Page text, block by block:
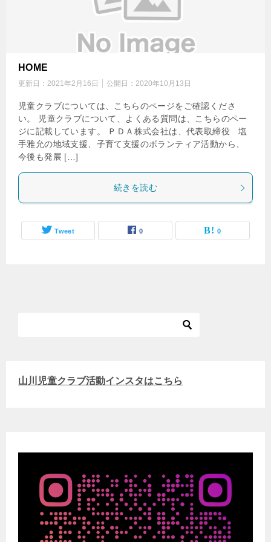
HOME
更新日： 2021年2月16日 公開日： 2020年10月13日
児童クラブについては、こちらのページをご確認くださ
い。 児童クラブについて、よくある質問は、こちらのペー
ジに記載しています。 ＰＤＡ株式会社は、代表取締役 塩
手雅允の地域支援、子育て支援のボランティア活動から、
今後も発展 […]
続きを読む
Tweet 0 0
山川児童クラブ活動インスタはこちら